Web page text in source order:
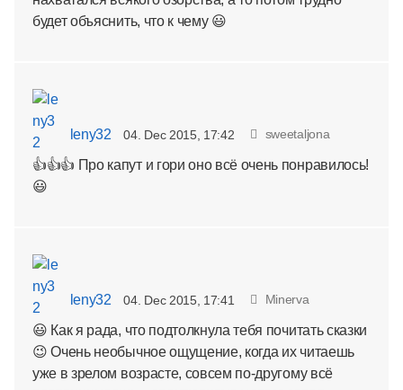
будет объяснить, что к чему 😃
leny32 04. Dec 2015, 17:42 sweetaljona
👍👍👍 Про капут и гори оно всё очень понравилось!
😃
leny32 04. Dec 2015, 17:41 Minerva
😃 Как я рада, что подтолкнула тебя почитать сказки
😉 Очень необычное ощущение, когда их читаешь
уже в зрелом возрасте, совсем по-другому всё